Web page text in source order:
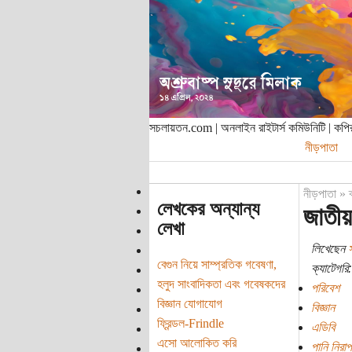
সচলায়তন.com | অনলাইন রাইটার্স কমিউনিটি |
নীড়পাতা
লেখকের অন্যান্য
লেখা
বেগুন নিয়ে সাম্প্রতিক গবেষণা,
হলুদ সাংবাদিকতা এবং গবেষকদের
বিজ্ঞান যোগাযোগ
ফ্রিন্ডল-Frindle
এসো আলোকিত করি
নীড়পাতা»
লিখেছেন
ক্যাটেগরি:
পরিবেশ
বিজ্ঞান
এডিবি
পানি